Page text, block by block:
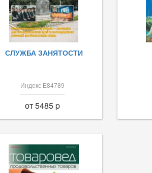
СЛУЖБА ЗАНЯТОСТИ
Индекс Е84789
от 5485 p